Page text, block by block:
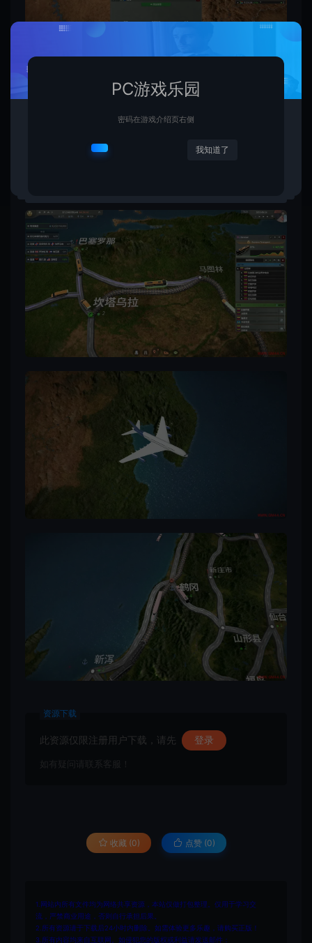
资源下载
此资源仅限注册用户下载，请先 登录
如有疑问请联系客服！
收藏 (0) 点赞 (0)
1.网站内所有文件均为网络共享资源，本站仅做打包整理。仅用于学习交
流，严禁商业用途，否则自行承担后果。
2.所有资源请于下载后24小时内删除。如需体验更多乐趣，请购买正版！
3.所有内容均来自互联网。如侵犯您的版权或利益请发送邮件：
PC游戏乐园
密码在游戏介绍页右侧
我知道了